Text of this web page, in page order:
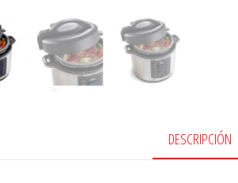
DESCRIPCIÓN